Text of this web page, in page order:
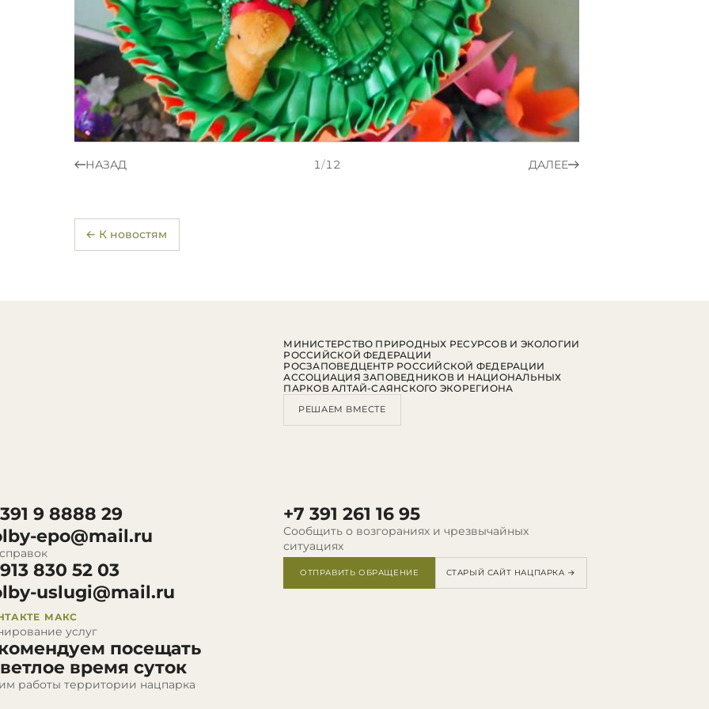
НАЗАД 1/12 ДАЛЕЕ
← К новостям
9 8888 29
epo@mail.ru
830 52 03
uslugi@mail.ru
МАКС
услуг
посещать
время суток
работы территории нацпарка
+7 391 261 16 95
Сообщить о возгораниях и чрезвычайных
ситуациях
ОТПРАВИТЬ ОБРАЩЕНИЕ СТАРЫЙ САЙТ НАЦПАРКА →
МИНИСТЕРСТВО ПРИРОДНЫХ РЕСУРСОВ И ЭКОЛОГИИ
РОССИЙСКОЙ ФЕДЕРАЦИИ
РОСЗАПОВЕДЦЕНТР РОССИЙСКОЙ ФЕДЕРАЦИИ
АССОЦИАЦИЯ ЗАПОВЕДНИКОВ И НАЦИОНАЛЬНЫХ
ПАРКОВ АЛТАЙ-САЯНСКОГО ЭКОРЕГИОНА
РЕШАЕМ ВМЕСТЕ